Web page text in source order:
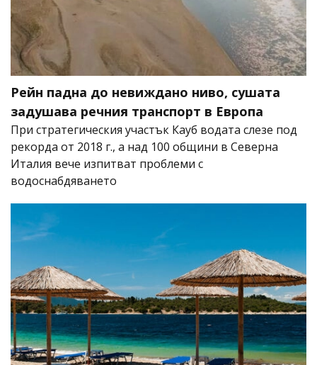
Рейн падна до невиждано ниво, сушата
задушава речния транспорт в Европа
При стратегическия участък Кауб водата слезе под
рекорда от 2018 г., а над 100 общини в Северна
Италия вече изпитват проблеми с
водоснабдяването